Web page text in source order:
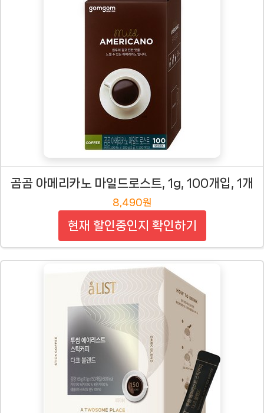
곰곰 아메리카노 마일드로스트, 1g, 100개입, 1개
8,490원
현재 할인중인지 확인하기